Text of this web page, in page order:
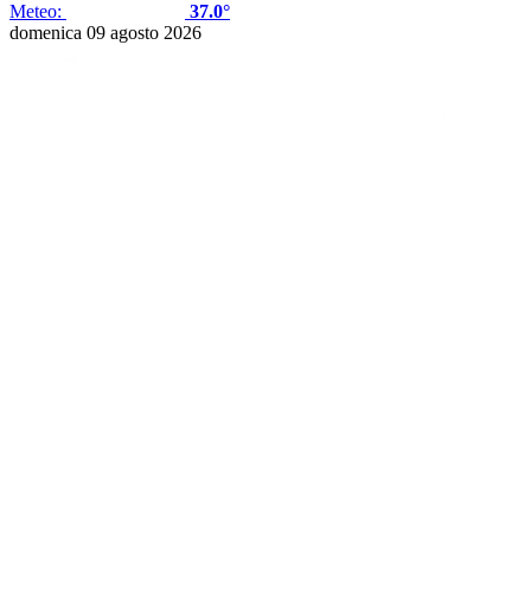
Meteo:
37.0°
domenica 09 agosto 2026